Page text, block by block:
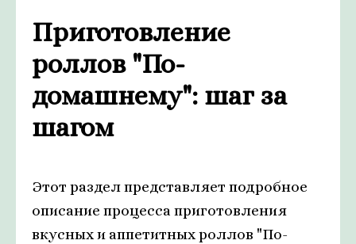
Приготовление
роллов "По-
домашнему": шаг за
шагом
Этот раздел представляет подробное
описание процесса приготовления
вкусных и аппетитных роллов "По-